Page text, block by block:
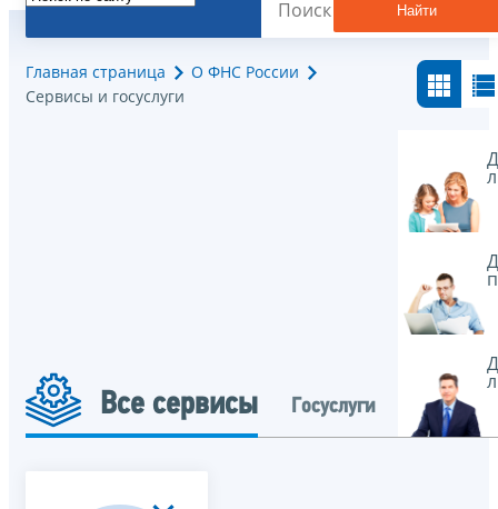
Найти
Главная страница
О ФНС России
Сервисы и госуслуги
Все сервисы Госуслуги